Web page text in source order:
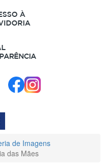
de Imagens
das Mães